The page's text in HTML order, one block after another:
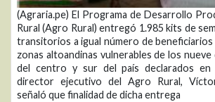
(Agraria.pe) El Programa de Desarrollo
Rural (Agro Rural) entregó 1.985 kits de
transitorios a igual número de beneficiarios
zonas altoandinas vulnerables de los
del centro y sur del país declarados en
director ejecutivo del Agro Rural,
señaló que finalidad de dicha entrega